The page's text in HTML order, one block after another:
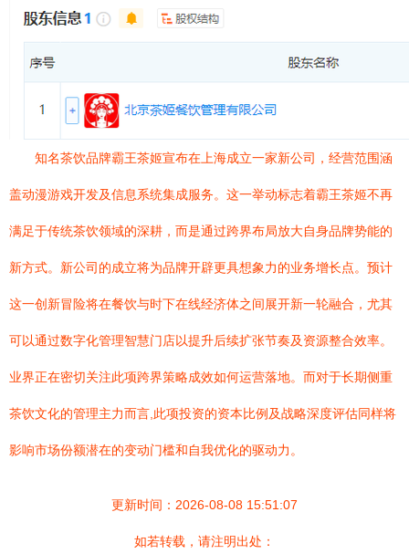
知名茶饮品牌霸王茶姬宣布在上海成立一家新公司，经营范围涵
盖动漫游戏开发及信息系统集成服务。这一举动标志着霸王茶姬不再
满足于传统茶饮领域的深耕，而是通过跨界布局放大自身品牌势能的
新方式。新公司的成立将为品牌开辟更具想象力的业务增长点。预计
这一创新冒险将在餐饮与时下在线经济体之间展开新一轮融合，尤其
可以通过数字化管理智慧门店以提升后续扩张节奏及资源整合效率。
业界正在密切关注此项跨界策略成效如何运营落地。而对于长期侧重
茶饮文化的管理主力而言,此项投资的资本比例及战略深度评估同样将
影响市场份额潜在的变动门槛和自我优化的驱动力。
更新时间：2026-08-08 15:51:07
如若转载，请注明出处：